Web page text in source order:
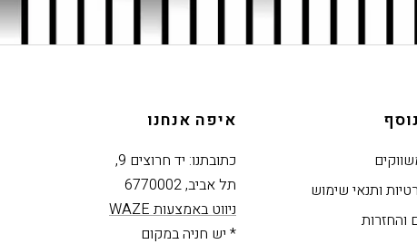
ותנאי שימוש
והחזרות
איפה אנחנו
כתובתנו: יד חרוצים 9,
תל אביב, 6770002
ניווט באמצעות WAZE
* יש חניה במקום